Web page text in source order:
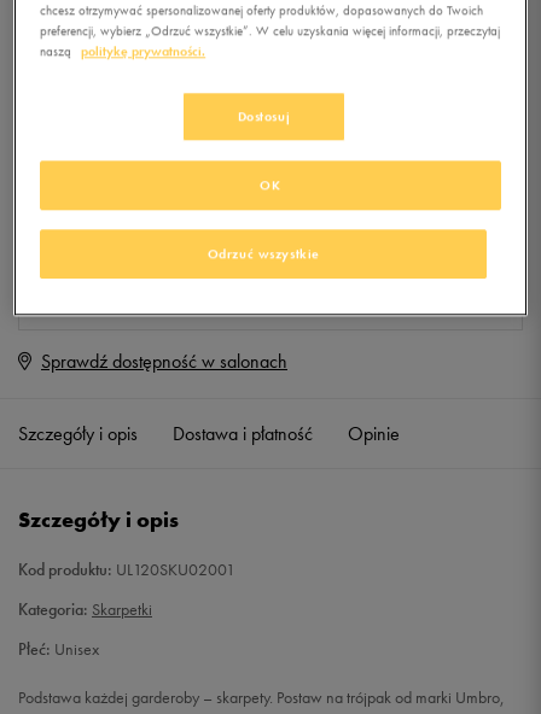
4.9( 283)
34,99 złz Vat
Produkt niedostępny
Jeśli artykuł będzie ponownie dostępny, otrzymasz od nas powiadomienie.
Rozmiary EU
35-38
Sprawdź dostępność w salonach
Szczegóły i opis Dostawa i płatność Opinie
Szczegóły i opis
Kod produktu: UL120SKU02001
Kategoria: Skarpetki
Płeć: Unisex
Podstawa każdej garderoby – skarpety. Postaw na trójpak od marki Umbro,
chcesz otrzymywać spersonalizowanej oferty produktów, dopasowanych do Twoich
preferencji, wybierz „Odrzuć wszystkie”. W celu uzyskania więcej informacji, przeczytaj
naszą
politykę prywatności.
Dostosuj
Odrzuć wszystkie
OK